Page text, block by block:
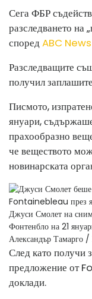
Сега ФБР
разследването на
споредABC News
Разследващите
получил
Писмото,
януари,
прахообразно
че веществото
новинарската
Джуси Смолет на
Фонтенбло на 21
Александър Тамарго /
След като получи
предложение от
доклади.